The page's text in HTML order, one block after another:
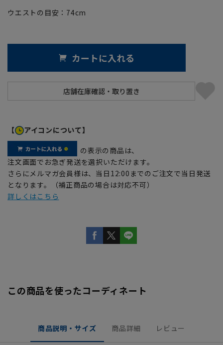
ウエストの目安： 74cm
カートに入れる
【 アイコンについて】
の表示の商品は、
注文画面でお急ぎ発送を選択いただけます。
さらにメルマガ会員様は、当日12:00までのご注文で当日発送
となります。（補正商品の場合は対応不可）
詳しくはこちら
この商品を使ったコーディネート
商品説明・サイズ 商品詳細 レビュー